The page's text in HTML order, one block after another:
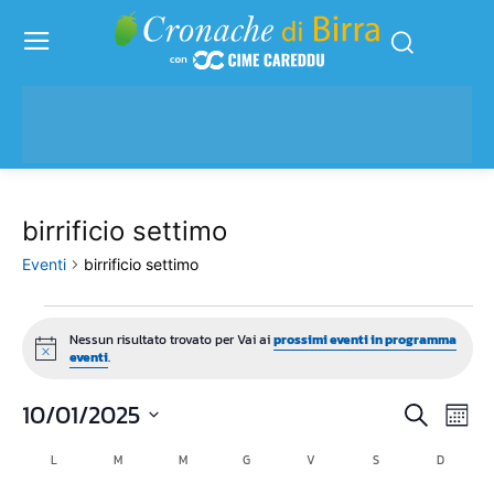
birrificio settimo
Eventi birrificio settimo
Eventi
Notice
Nessun risultato trovato per Vai aiprossimi eventi in programma
eventi.
Eventi
CercaMese
10/01/2025
Calendario
LLUNEDÌ M MMERCOLEDÌ
G V SSABATO D